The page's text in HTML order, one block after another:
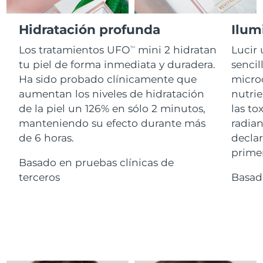
Hidratación profunda
Los tratamientos UFOTM
mini 2 hidratan
tu piel de forma inmediata y duradera.
Ha sido probado clínicamente que
aumentan los niveles de hidratación
de la piel un 126% en sólo 2 minutos,
manteniendo su efecto durante más
de 6 horas.
Basado en pruebas clínicas de
terceros
Lucir
las
For healthy hair
18% PAP
Comprar todo
FOREO APP
ACERCA DE
Israel Entrega prevista8/14/26
Japón Entrega prevista 8/13/26
Jersey Entrega prevista 8/15/26
Kazajistán Entrega prevista 8/12/26
8/10/26
Letonia 8/10/26